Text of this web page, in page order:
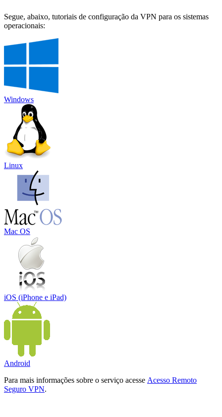
Segue, abaixo, tutoriais de configuração da VPN para os sistemas
operacionais:
Windows
Linux
Mac OS
iOS (iPhone e iPad)
Android
Para mais informações sobre o serviço acesse Acesso Remoto
Seguro VPN.